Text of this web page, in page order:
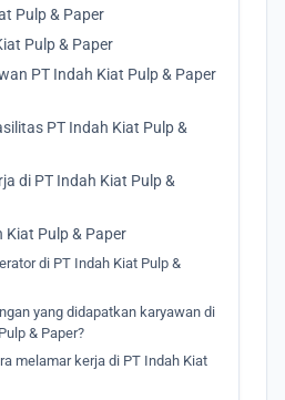
Pulp & Paper
Pulp & Paper
PT Indah Kiat Pulp & Paper
PT Indah Kiat Pulp &
di PT Indah Kiat Pulp &
Kiat Pulp & Paper
di PT Indah Kiat Pulp &
yang didapatkan karyawan di
& Paper?
melamar kerja di PT Indah Kiat